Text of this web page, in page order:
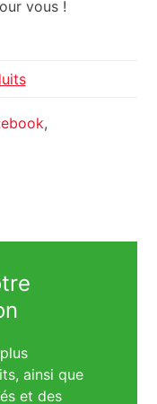
vous !
,
ainsi que
et des